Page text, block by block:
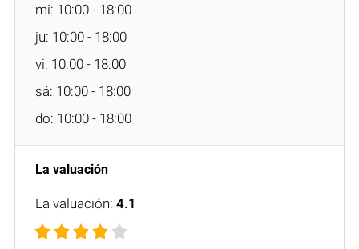
mi: 10:00 - 18:00
ju: 10:00 - 18:00
vi: 10:00 - 18:00
sá: 10:00 - 18:00
do: 10:00 - 18:00
La valuación: 4.1